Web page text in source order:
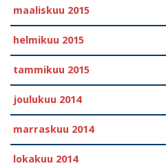
maaliskuu 2015
helmikuu 2015
tammikuu 2015
joulukuu 2014
marraskuu 2014
lokakuu 2014